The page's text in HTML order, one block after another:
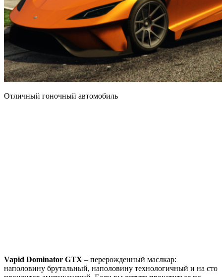
Отличный гоночный автомобиль
Vapid Dominator GTX – перерожденный маслкар:
наполовину брутальный, наполовину технологичный и на сто